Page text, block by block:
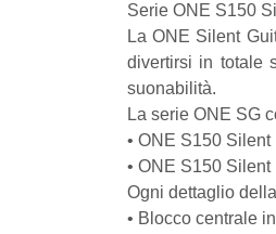
Serie ONE S150
La ONE Silent
divertirsi in totale
suonabilità.
La serie ONE SG
• ONE S150
• ONE S150
Ogni dettaglio
• Blocco centrale